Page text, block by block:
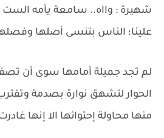
شهيرة : وااه.. سامعة يأمه الست
علينا؛ الناس بتنسى أصلها
لم تجد جميلة أمامها سوى أن
الحوار لتشهق نوارة بصدمة
منها محاولة إحتوائها الا إنها